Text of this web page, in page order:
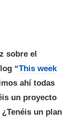
sobre el
“This week
ahí todas
un proyecto
¿Tenéis un plan